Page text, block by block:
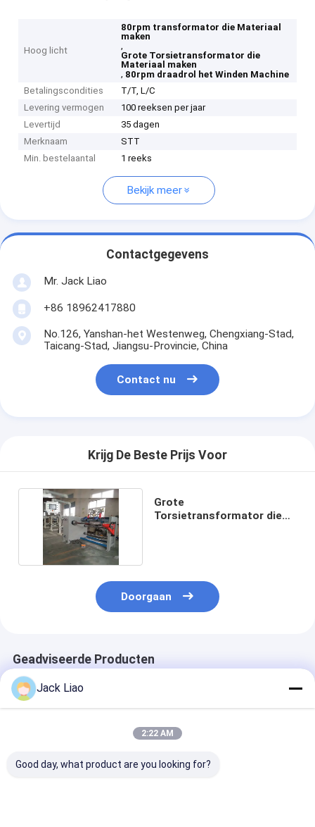
Hoog licht
80rpm transformator die Materiaal
maken
,
Grote Torsietransformator die
Materiaal maken
, 80rpm draadrol het Winden Machine
Betalingscondities
T/T, L/C
Levering vermogen
100 reeksen per jaar
Levertijd
35 dagen
Merknaam
STT
Min. bestelaantal
1 reeks
Bekijk meer
Contactgegevens
Mr. Jack Liao
+86 18962417880
No.126, Yanshan-het Westenweg, Chengxiang-Stad,
Taicang-Stad, Jiangsu-Provincie, China
Contact nu
Krijg De Beste Prijs Voor
Grote
Torsietransformator die
Doorgaan
Geadviseerde Producten
Jack Liao
2:22 AM
Good day, what product are you looking for?